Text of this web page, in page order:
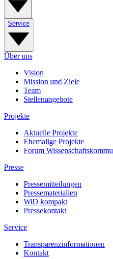
Service
Über uns
Vision
Mission und Ziele
Team
Stellenangebote
Projekte
Aktuelle Projekte
Ehemalige Projekte
Forum
Presse
Pressemitteilungen
Pressematerialien
WiD kompakt
Pressekontakt
Service
Transparenzinformationen
Kontakt